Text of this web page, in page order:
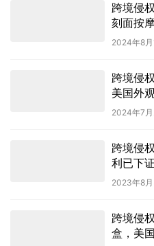
跨境侵
刻面按
2024年8月
跨境侵
美国外
2024年7月
跨境侵
利已下
2023年8月
跨境侵
盒，美